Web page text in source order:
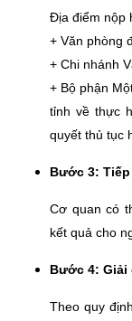
Địa điểm nộp
+ Văn phòng
+ Chi nhánh
+ Bộ phận
tỉnh về thực
quyết thủ tục
Bước 3:
Cơ quan có
kết quả cho
Bước 4: Giải
Theo quy